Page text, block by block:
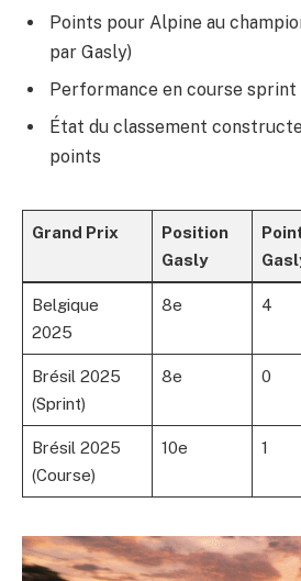
Points pour Alpine au
par Gasly)
Performance en course sprint
État du classement
points
Grand Prix
Position
Gasly
Belgique
2025
8e 4
Brésil 2025
(Sprint)
8e 0
Brésil 2025
(Course)
10e 1